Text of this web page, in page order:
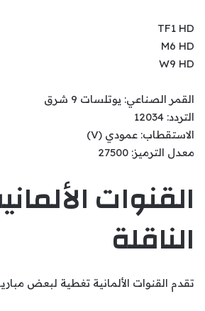
TF1 HD
M6 HD
W9 HD
القمر الصناعي: يوتلسات 9 شرق
التردد: 12034
الاستقطاب: عمودي (V)
معدل الترميز: 27500
القنوات
الناقلة
تقدم القنوات الألمانية تغطية لبعض